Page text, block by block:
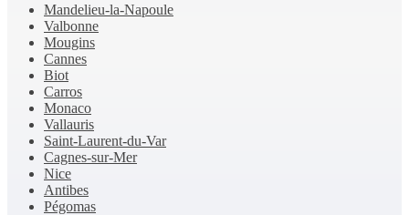
Mandelieu-la-Napoule
Valbonne
Mougins
Cannes
Biot
Carros
Monaco
Vallauris
Saint-Laurent-du-Var
Cagnes-sur-Mer
Nice
Antibes
Pégomas